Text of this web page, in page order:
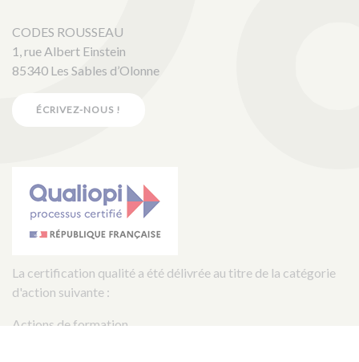
CODES ROUSSEAU
1, rue Albert Einstein
85340 Les Sables d’Olonne
ÉCRIVEZ-NOUS !
La certification qualité a été délivrée au titre de la catégorie
d'action suivante :
Actions de formation